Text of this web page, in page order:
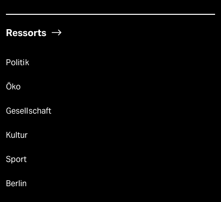
Ressorts
Politik
Öko
Gesellschaft
Kultur
Sport
Berlin